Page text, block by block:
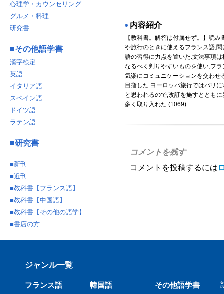
◉ 内容紹介
【教科書。解答は付属せず。】読
や旅行のときに使えるフランス語,
語の習得に力点を置いた.文法事項
なるべく判りやすいものを使い,フ
気楽にコミュニケーションを交わせ
目指した.ヨーロッパ旅行ではパリ
と思われるので,改訂を施すととも
多く取り入れた.(1069)
コメントを残す
コメントを投稿するには
心理学・カウンセリング
グルメ・料理
研究書
■その他語学書
漢字検定
英語
イタリア語
スペイン語
ドイツ語
ラテン語
■研究書
■新刊
■近刊
■教科書【フランス語】
■教科書【中国語】
■教科書【その他の語学】
■書店の方
ジャンル一覧
フランス語 韓国語 その他語学書